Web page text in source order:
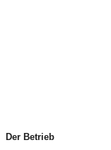
Der Betrieb